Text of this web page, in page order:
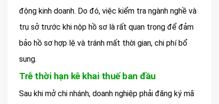
động kinh doanh. Do đó, việc kiểm tra ngành nghề và
trụ sở trước khi nộp hồ sơ là rất quan trọng để đảm
bảo hồ sơ hợp lệ và tránh mất thời gian, chi phí bổ
sung.
Trễ thời hạn kê khai thuế ban đầu
Sau khi mở chi nhánh, doanh nghiệp phải đăng ký mã